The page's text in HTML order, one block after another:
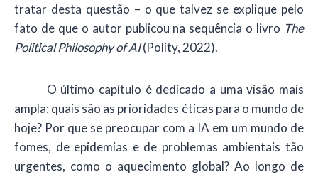
tratar desta questão – o que talvez se explique pelo
fato de que o autor publicou na sequência o livro The
Political Philosophy of AI(Polity, 2022).
O último capítulo é dedicado a uma visão mais
ampla: quais são as prioridades éticas para o mundo de
hoje? Por que se preocupar com a IA em um mundo de
fomes, de epidemias e de problemas ambientais tão
urgentes, como o aquecimento global? Ao longo de